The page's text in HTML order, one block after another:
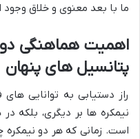
ما با بعد معنوی و خلاق
اهمیت هماهنگی دو
پتانسیل های پنهان
راز دستیابی به توانایی
نیمکره ها بر دیگری، بلکه
است. زمانی که هر دو